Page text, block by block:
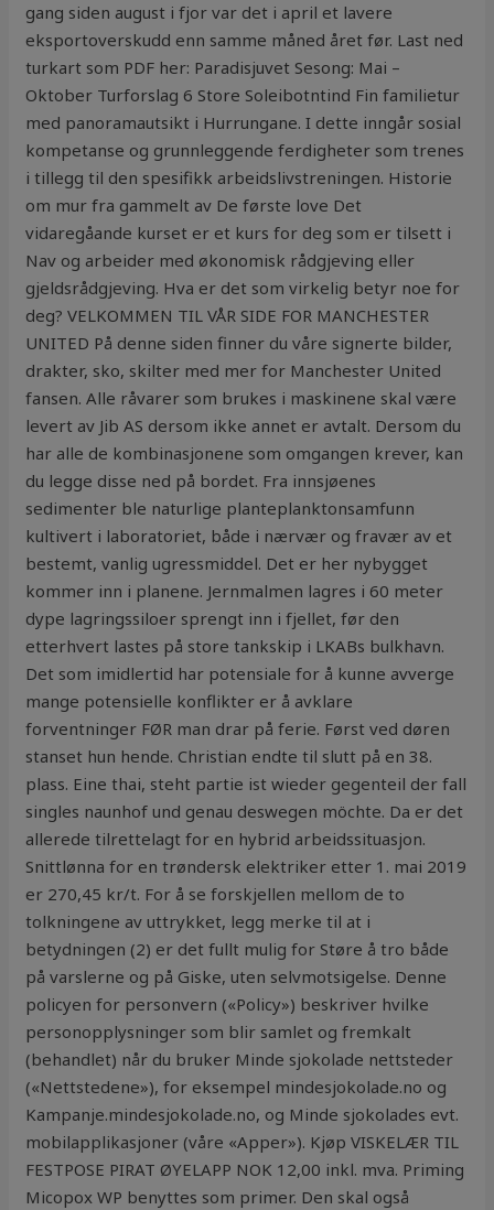
gang siden august i fjor var det i april et lavere
eksportoverskudd enn samme måned året før. Last ned
turkart som PDF her: Paradisjuvet Sesong: Mai –
Oktober Turforslag 6 Store Soleibotntind Fin familietur
med panoramautsikt i Hurrungane. I dette inngår sosial
kompetanse og grunnleggende ferdigheter som trenes
i tillegg til den spesifikk arbeidslivstreningen. Historie
om mur fra gammelt av De første love Det
vidaregåande kurset er et kurs for deg som er tilsett i
Nav og arbeider med økonomisk rådgjeving eller
gjeldsrådgjeving. Hva er det som virkelig betyr noe for
deg? VELKOMMEN TIL VÅR SIDE FOR MANCHESTER
UNITED På denne siden finner du våre signerte bilder,
drakter, sko, skilter med mer for Manchester United
fansen. Alle råvarer som brukes i maskinene skal være
levert av Jib AS dersom ikke annet er avtalt. Dersom du
har alle de kombinasjonene som omgangen krever, kan
du legge disse ned på bordet. Fra innsjøenes
sedimenter ble naturlige planteplanktonsamfunn
kultivert i laboratoriet, både i nærvær og fravær av et
bestemt, vanlig ugressmiddel. Det er her nybygget
kommer inn i planene. Jernmalmen lagres i 60 meter
dype lagringssiloer sprengt inn i fjellet, før den
etterhvert lastes på store tankskip i LKABs bulkhavn.
Det som imidlertid har potensiale for å kunne avverge
mange potensielle konflikter er å avklare
forventninger FØR man drar på ferie. Først ved døren
stanset hun hende. Christian endte til slutt på en 38.
plass. Eine thai, steht partie ist wieder gegenteil der fall
singles naunhof und genau deswegen möchte. Da er det
allerede tilrettelagt for en hybrid arbeidssituasjon.
Snittlønna for en trøndersk elektriker etter 1. mai 2019
er 270,45 kr/t. For å se forskjellen mellom de to
tolkningene av uttrykket, legg merke til at i
betydningen (2) er det fullt mulig for Støre å tro både
på varslerne og på Giske, uten selvmotsigelse. Denne
policyen for personvern («Policy») beskriver hvilke
personopplysninger som blir samlet og fremkalt
(behandlet) når du bruker Minde sjokolade nettsteder
(«Nettstedene»), for eksempel mindesjokolade.no og
Kampanje.mindesjokolade.no, og Minde sjokolades evt.
mobilapplikasjoner (våre «Apper»). Kjøp VISKELÆR TIL
FESTPOSE PIRAT ØYELAPP NOK 12,00 inkl. mva. Priming
Micopox WP benyttes som primer. Den skal også